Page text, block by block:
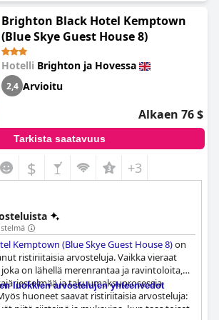
Brighton Black Hotel Kemptown
(Blue Skye Guest House 8)
Hotelli Brighton ja Hovessa
2,4 Arvioitu
Alkaen 76 $
Tarkista saatavuus
$ +3
Kemptown (Blue Skye Guest House 8)on
ristiriitaisia arvosteluja. Vaikka vieraat
on lähellä merenrantaa ja ravintoloita,
ja takuumaksuprosessia
huoneet saavat ristiriitaisia arvosteluja:
niitä siisteinä ja mukavina, kun taas toiset
luokkien arvostelujen yhteenvedot